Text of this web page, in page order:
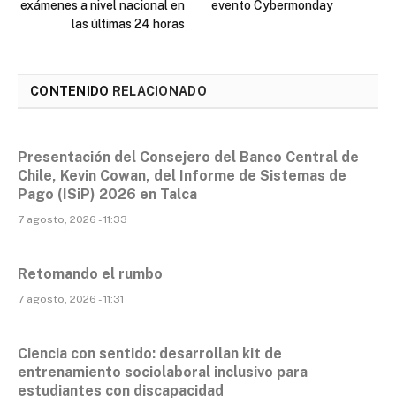
exámenes a nivel nacional en
las últimas 24 horas
evento Cybermonday
CONTENIDO RELACIONADO
Presentación del Consejero del Banco Central de
Chile, Kevin Cowan, del Informe de Sistemas de
Pago (ISiP) 2026 en Talca
7 agosto, 2026 - 11:33
Retomando el rumbo
7 agosto, 2026 - 11:31
Ciencia con sentido: desarrollan kit de
entrenamiento sociolaboral inclusivo para
estudiantes con discapacidad